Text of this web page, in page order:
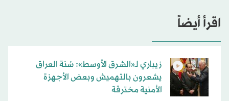
اقرأ أيضاً
زيباري لـ«الشرق الأوسط»: سُنة العراق
يشعرون بالتهميش وبعض الأجهزة
الأمنية مخترقة